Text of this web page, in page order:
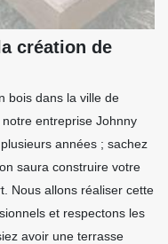
création de
bois dans la ville de
entreprise Johnny
années ; sachez
saura construire votre
Nous allons réaliser cette
et respectons les
avoir une terrasse